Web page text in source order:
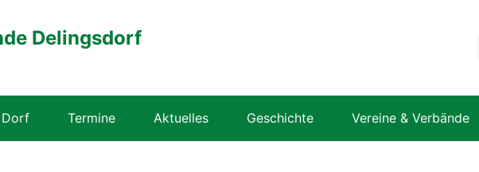
Delingsdorf
Dorf Termine Aktuelles Geschichte Vereine & Verbände